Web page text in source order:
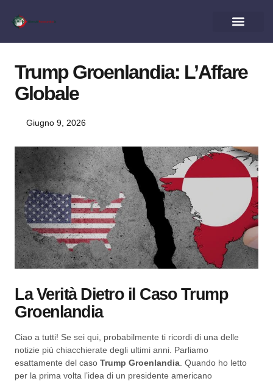
Trump Groenlandia: L’Affare
Globale
Giugno 9, 2026
La Verità Dietro il Caso Trump
Groenlandia
Ciao a tutti! Se sei qui, probabilmente ti ricordi di una delle
notizie più chiacchierate degli ultimi anni. Parliamo
esattamente del caso Trump Groenlandia . Quando ho letto
per la prima volta l’idea di un presidente americano